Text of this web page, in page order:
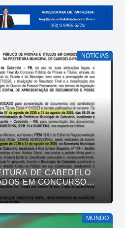
NOTÍCIAS
DE CABEDELO
EM CONCURSO
PARA APRESENTAÇÃO
MUNDO